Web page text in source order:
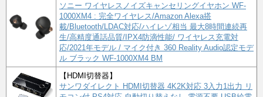
ソニー ワイヤレスノイズキャンセリングイヤホン WF-
1000XM4 : 完全ワイヤレス/Amazon Alexa搭
載/Bluetooth/LDAC対応/ハイレゾ相当 最大8時間連続再
生/高精度通話品質/IPX4防滴性能/ ワイヤレス充電対
応/2021年モデル / マイク付き 360 Reality Audio認定モデ
ル ブラック WF-1000XM4 BM
【HDMI切替器】
サンワダイレクト HDMI切替器 4K2K対応 3入力1出力 リ